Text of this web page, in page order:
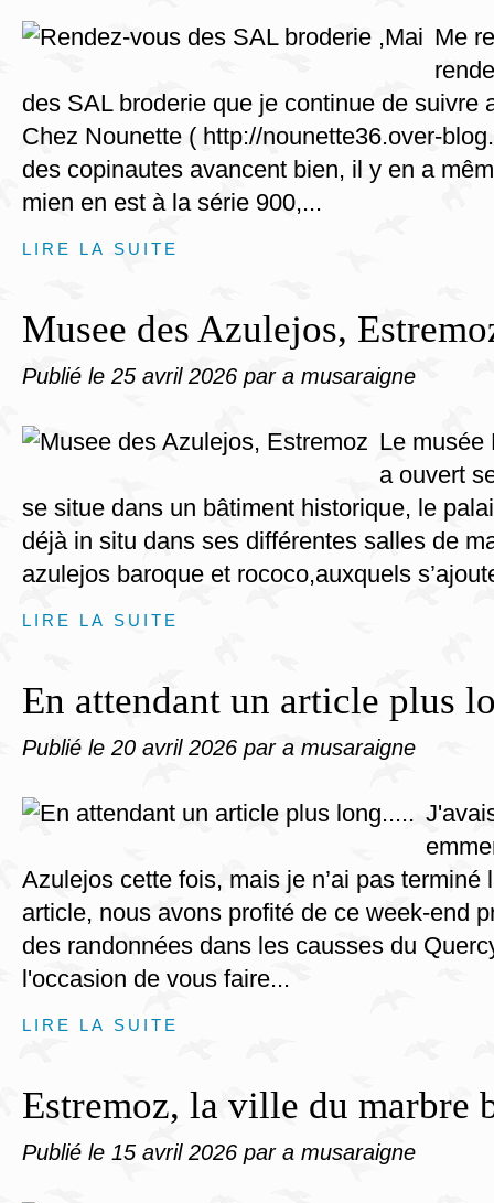
Me
des SAL broderie que je continue de suivre
Chez Nounette ( http://nounette36.over-
des copinautes avancent bien, il y en a
mien en est à la série 900,...
LIRE LA SUITE
Musee des Azulejos,
Publié le 25 avril 2026 par a musaraigne
Le musée
a ouvert
se situe dans un bâtiment historique, le
déjà in situ dans ses différentes salles de
azulejos baroque et rococo,auxquels
LIRE LA SUITE
En attendant un article plus
Publié le 20 avril 2026 par a musaraigne
Azulejos cette fois, mais je n’ai pas terminé
article, nous avons profité de ce week-end
des randonnées dans les causses du
l'occasion de vous faire...
LIRE LA SUITE
Estremoz, la ville du marbre
Publié le 15 avril 2026 par a musaraigne